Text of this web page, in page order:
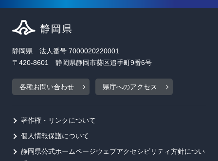
静岡県 法人番号 7000020220001
〒420-8601 静岡県静岡市葵区追手町9番6号
各種お問い合わせ 県庁へのアクセス
著作権・リンクについて
個人情報保護について
静岡県公式ホームページウェブアクセシビリティ方針につい